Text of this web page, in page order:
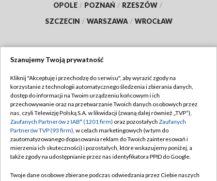
OPOLE / POZNAŃ / RZESZÓW /
SZCZECIN / WARSZAWA / WROCŁAW
TVP
Abonament TVP
Emisja w TVP
Centrum informacji TVP
Naziemna Telewizja Cyfrowa
Regulamin TVP
Polityka prywatności
Moje zgody
Pomoc
Szanujemy Twoją prywatność
Kliknij "Akceptuję i przechodzę do serwisu", aby wyrazić zgody na
korzystanie z technologii automatycznego śledzenia i zbierania danych,
dostęp do informacji na Twoim urządzeniu końcowym i ich
przechowywanie oraz na przetwarzanie Twoich danych osobowych przez
nas, czyli Telewizję Polską S.A. w likwidacji (zwaną dalej również „TVP”),
Zaufanych Partnerów z IAB* (1201 firm) oraz pozostałych Zaufanych
Partnerów TVP (93 firm), w celach marketingowych (w tym do
zautomatyzowanego dopasowania reklam do Twoich zainteresowań i
mierzenia ich skuteczności) i pozostałych, które wskazujemy poniżej, a
także zgody na udostępnianie przez nas identyfikatora PPID do Google.
Twoje dane osobowe zbierane podczas odwiedzania przez Ciebie naszych